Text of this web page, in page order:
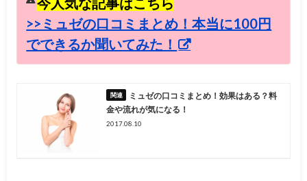
>>ミュゼの口コミまとめ！本当に100円
でできるか聞いてみた！
ミュゼの口コミまとめ！効果はある？料
金や流れが気になる！
2017.08.10